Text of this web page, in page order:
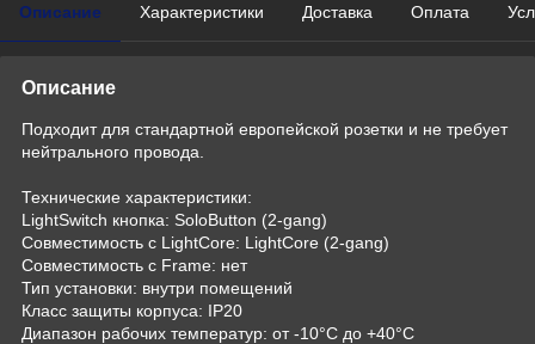
Описание Характеристики Доставка Оплата
Описание
Подходит для стандартной европейской розетки и не требует
нейтрального провода.
Технические характеристики:
LightSwitch кнопка: SoloButton (2-gang)
Совместимость с LightCore: LightCore (2-gang)
Совместимость с Frame: нет
Тип установки: внутри помещений
Класс защиты корпуса: IP20
Диапазон рабочих температур: от -10°С до +40°С